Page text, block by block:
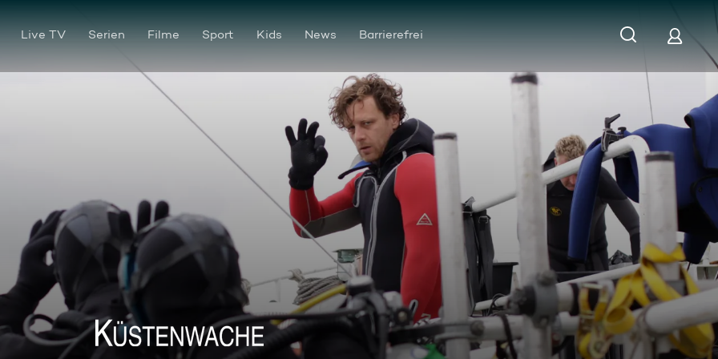
Live TV Serien Filme Sport Kids News Barrierefrei
Tiefenrausch